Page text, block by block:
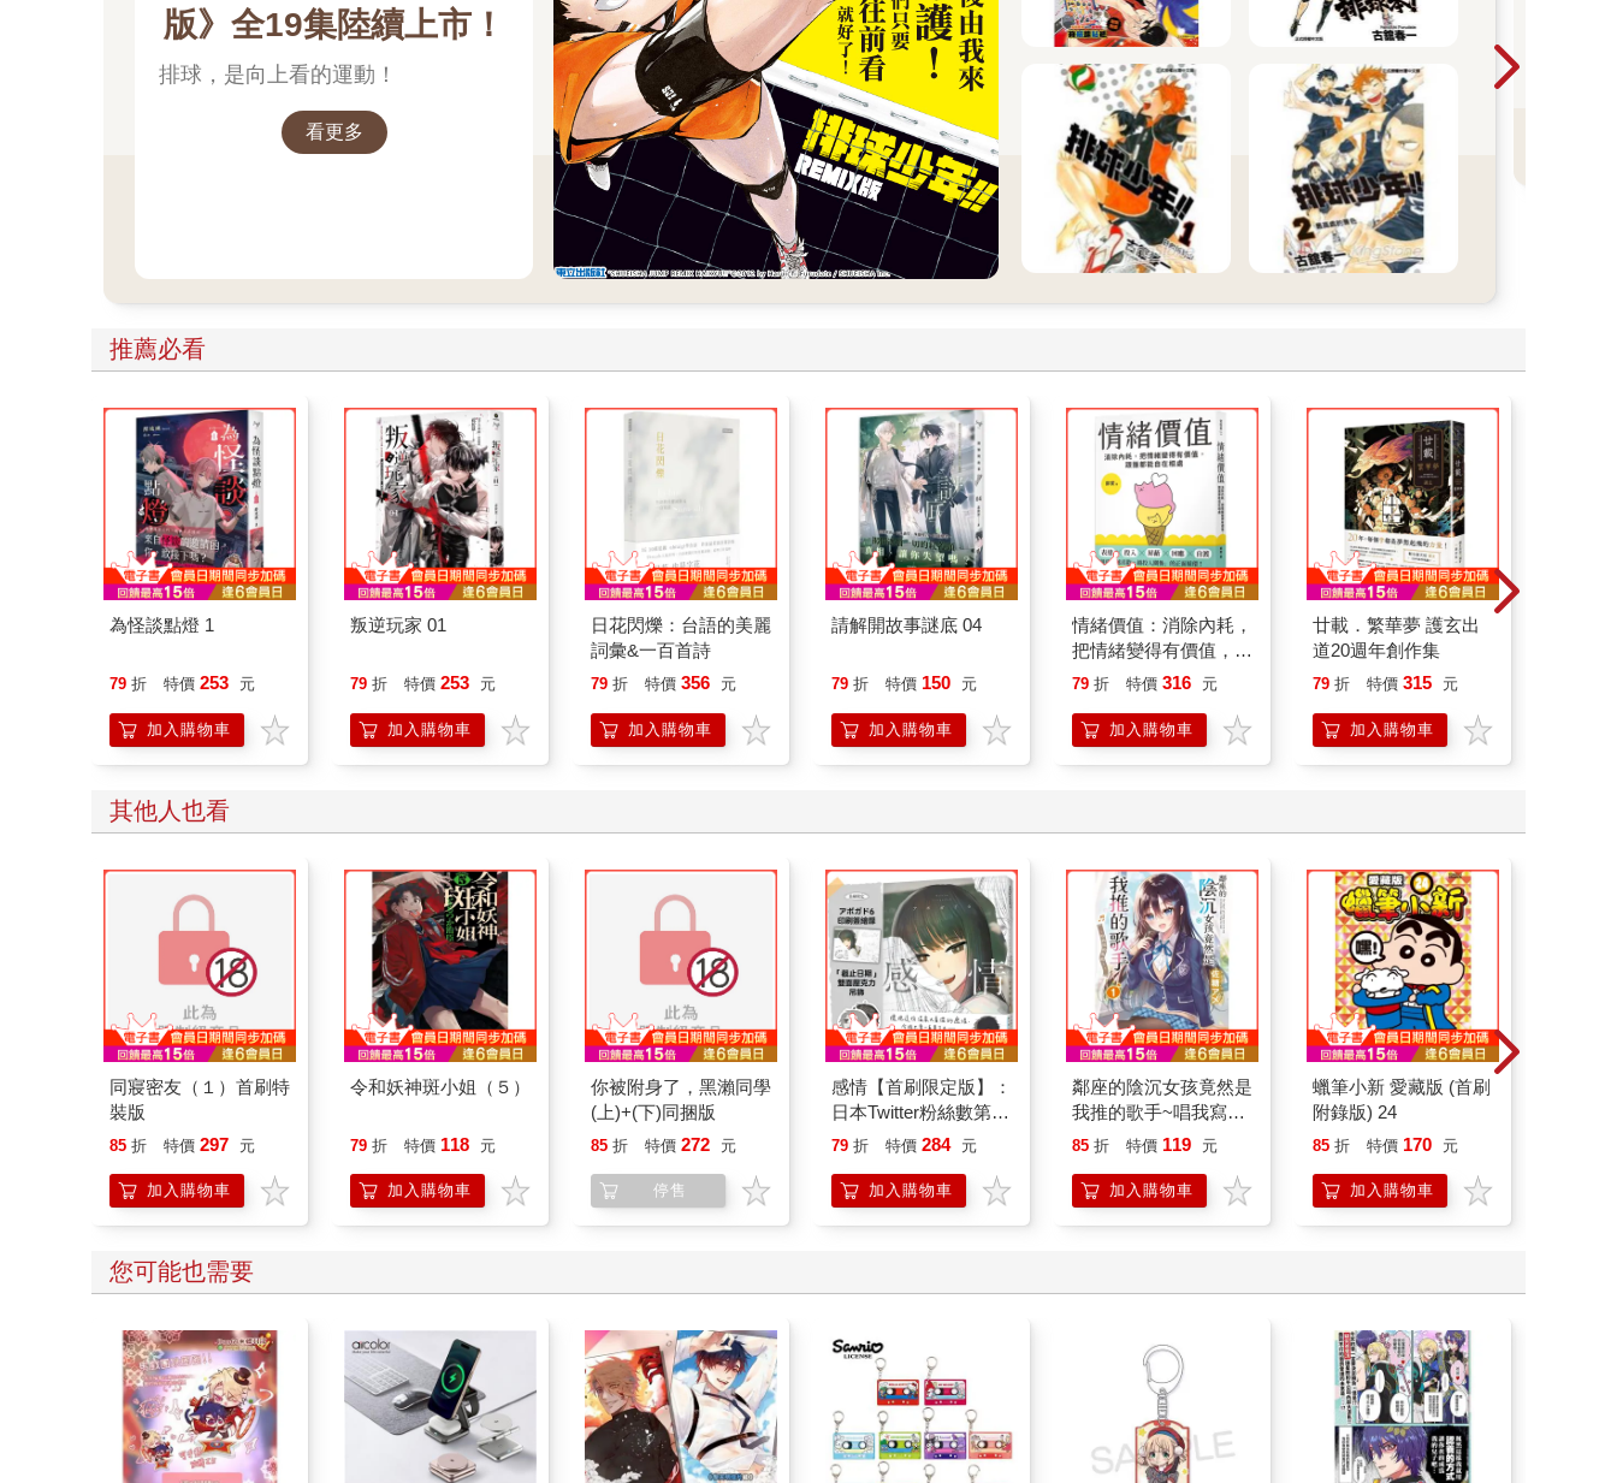
版》全19集陸續上市！
排球，是向上看的運動！
看更多
推薦必看
為怪談點燈 1
79 折 特價 253 元
加入購物車
叛逆玩家 01
79 折 特價 253 元
加入購物車
日花閃爍：台語的美麗
詞彙&一百首詩
79 折 特價 356 元
加入購物車
請解開故事謎底 04
79 折 特價 150 元
加入購物車
情緒價值：消除內耗，
把情緒變得有價值，跟
誰都能自在相處
79 折 特價 316 元
加入購物車
廿載．繁華夢 護玄出
道20週年創作集
79 折 特價 315 元
加入購物車
其他人也買
今泉家似乎已經被辣妹
們當成玩樂窩給徹底霸
佔了B
79 折 特價 474 元
加入購物車
我在意的對象並不是男
圈 A
95 折 特價 256 元
加入購物車
我在意的對象並不是男
人(原作) 唱盤轉轉鑰匙
圈 B
95 折 特價 256 元
加入購物車
月刊少女野崎同學(17)
79 折 特價 110 元
加入購物車
極樂街(06)
85 折 特價 127 元
加入購物車
去家庭餐廳吧。(下)
85 折 特價 128 元
加入購物車
其他人也看